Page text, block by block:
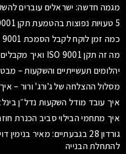
מגמה חדשה: ישראלים עוברים
5 טעויות נפוצות בהטמעת תקן ISO 9001 בארגונים ואיך להימנע מהן
כמה זמן לוקח לקבל הסמכת ISO 9001 ומה משפיע על התהליך?
מה זה תקן ISO 9001 ואיך מקבלים הסמכה לעסק בצורה מהירה ויעילה?
יהלומים תעשייתיים והשקעות –
מסלול ההצלחה של ג'ורג' ורור –
איך עובד מודל השקעות נדל״ן
איך מתחמי הבילוי סביב הכנרת
גורדון 28 בגבעתיים: מאיר
להתחלת הבנייה